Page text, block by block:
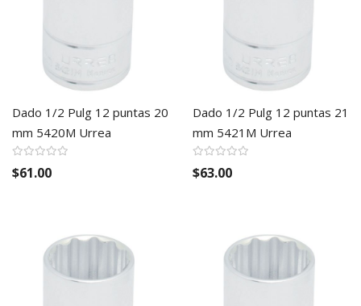
Dado 1/2 Pulg 12 puntas 20
mm 5420M Urrea
$61.00
Dado 1/2 Pulg 12 puntas 21
mm 5421M Urrea
$63.00